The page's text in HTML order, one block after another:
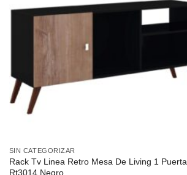
SIN CATEGORIZAR
Rack Tv Linea Retro Mesa De Living 1 Puerta
Rt3014 Negro